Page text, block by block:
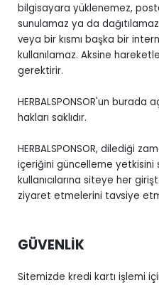
bilgisayara yüklenemez,
sunulamaz ya da
veya bir kısmı başka bir
kullanılamaz. Aksine
gerektirir.
HERBALSPONSOR'un
hakları saklıdır.
HERBALSPONSOR, dilediği
içeriğini güncelleme yetkisini
kullanıcılarına siteye her
ziyaret etmelerini tavsiye
GÜVENLİK
Sitemizde kredi kartı işlemi